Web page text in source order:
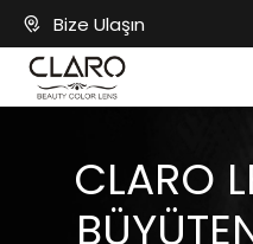
Bize Ulaşın
CLARO